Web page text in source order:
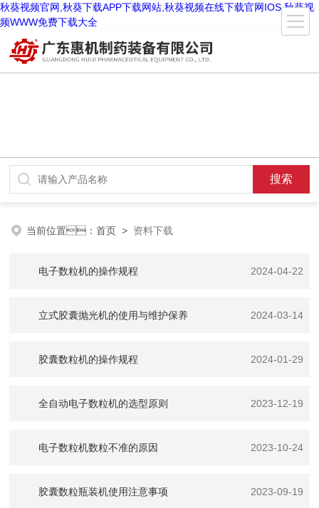
秋葵视频官网,秋葵下载APP下载网站,秋葵视频在线下载官网IOS,秋葵视
频WWW免费下载大全
当前位置：首页 > 资料下载
电子数粒机的操作规程 2024-04-22
立式胶囊抛光机的使用与维护保养 2024-03-14
胶囊数粒机的操作规程 2024-01-29
全自动电子数粒机的选型原则 2023-12-19
电子数粒机数粒不准的原因 2023-10-24
胶囊数粒瓶装机使用注意事项 2023-09-19